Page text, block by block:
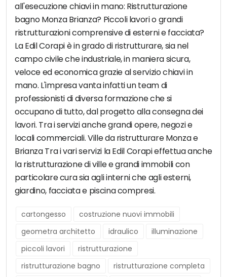
all'esecuzione chiavi in mano: Ristrutturazione
bagno Monza Brianza? Piccoli lavori o grandi
ristrutturazioni comprensive di esterni e facciata?
La Edil Corapi è in grado di ristrutturare, sia nel
campo civile che industriale, in maniera sicura,
veloce ed economica grazie al servizio chiavi in
mano. L'impresa vanta infatti un team di
professionisti di diversa formazione che si
occupano di tutto, dal progetto alla consegna dei
lavori. Tra i servizi anche grandi opere, negozi e
locali commerciali. Ville da ristrutturare Monza e
Brianza Tra i vari servizi la Edil Corapi effettua anche
la ristrutturazione di ville e grandi immobili con
particolare cura sia agli interni che agli esterni,
giardino, facciata e piscina compresi.
cartongesso
costruzione nuovi immobili
geometra architetto
idraulico
illuminazione
piccoli lavori
ristrutturazione
ristrutturazione bagno
ristrutturazione completa